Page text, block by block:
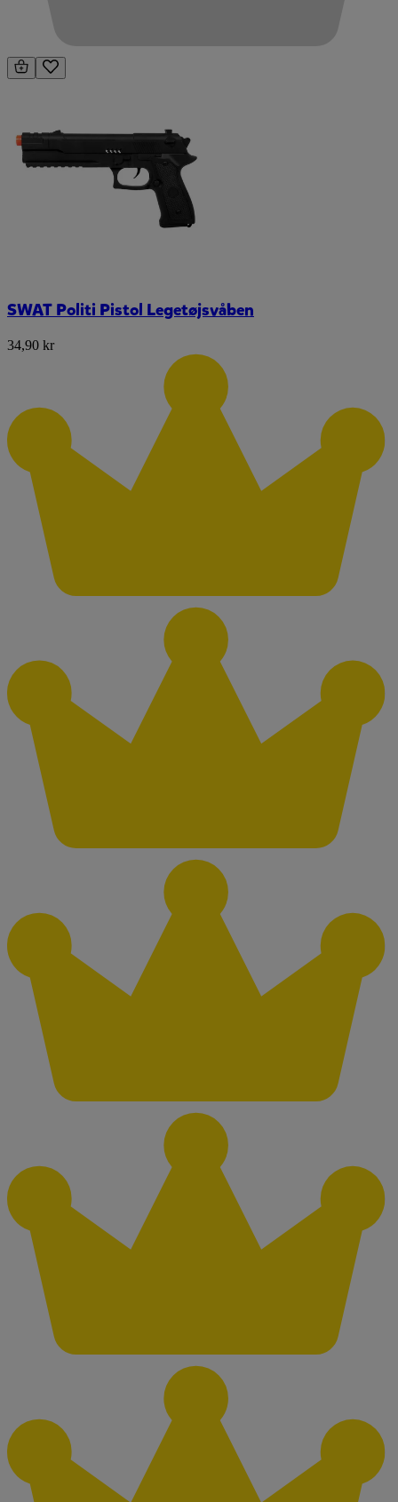
SWAT Politi Pistol Legetøjsvåben
34,90 kr